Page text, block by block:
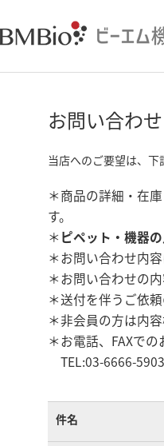
お問い合わせ
当店へのご要望は、
＊商品の詳細・在
す。
＊ ピペット・機器
＊お問い合わせ内
＊お問い合わせの
＊送付を伴うご依
＊非会員の方は内
＊お電話、FAXで
TEL:03-6666-
件名